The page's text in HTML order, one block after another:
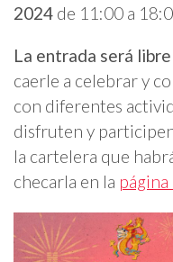
2024 de 11:00 a
La entrada será libre
caerle a celebrar y
con diferentes
disfruten y
la cartelera que
checarla en la